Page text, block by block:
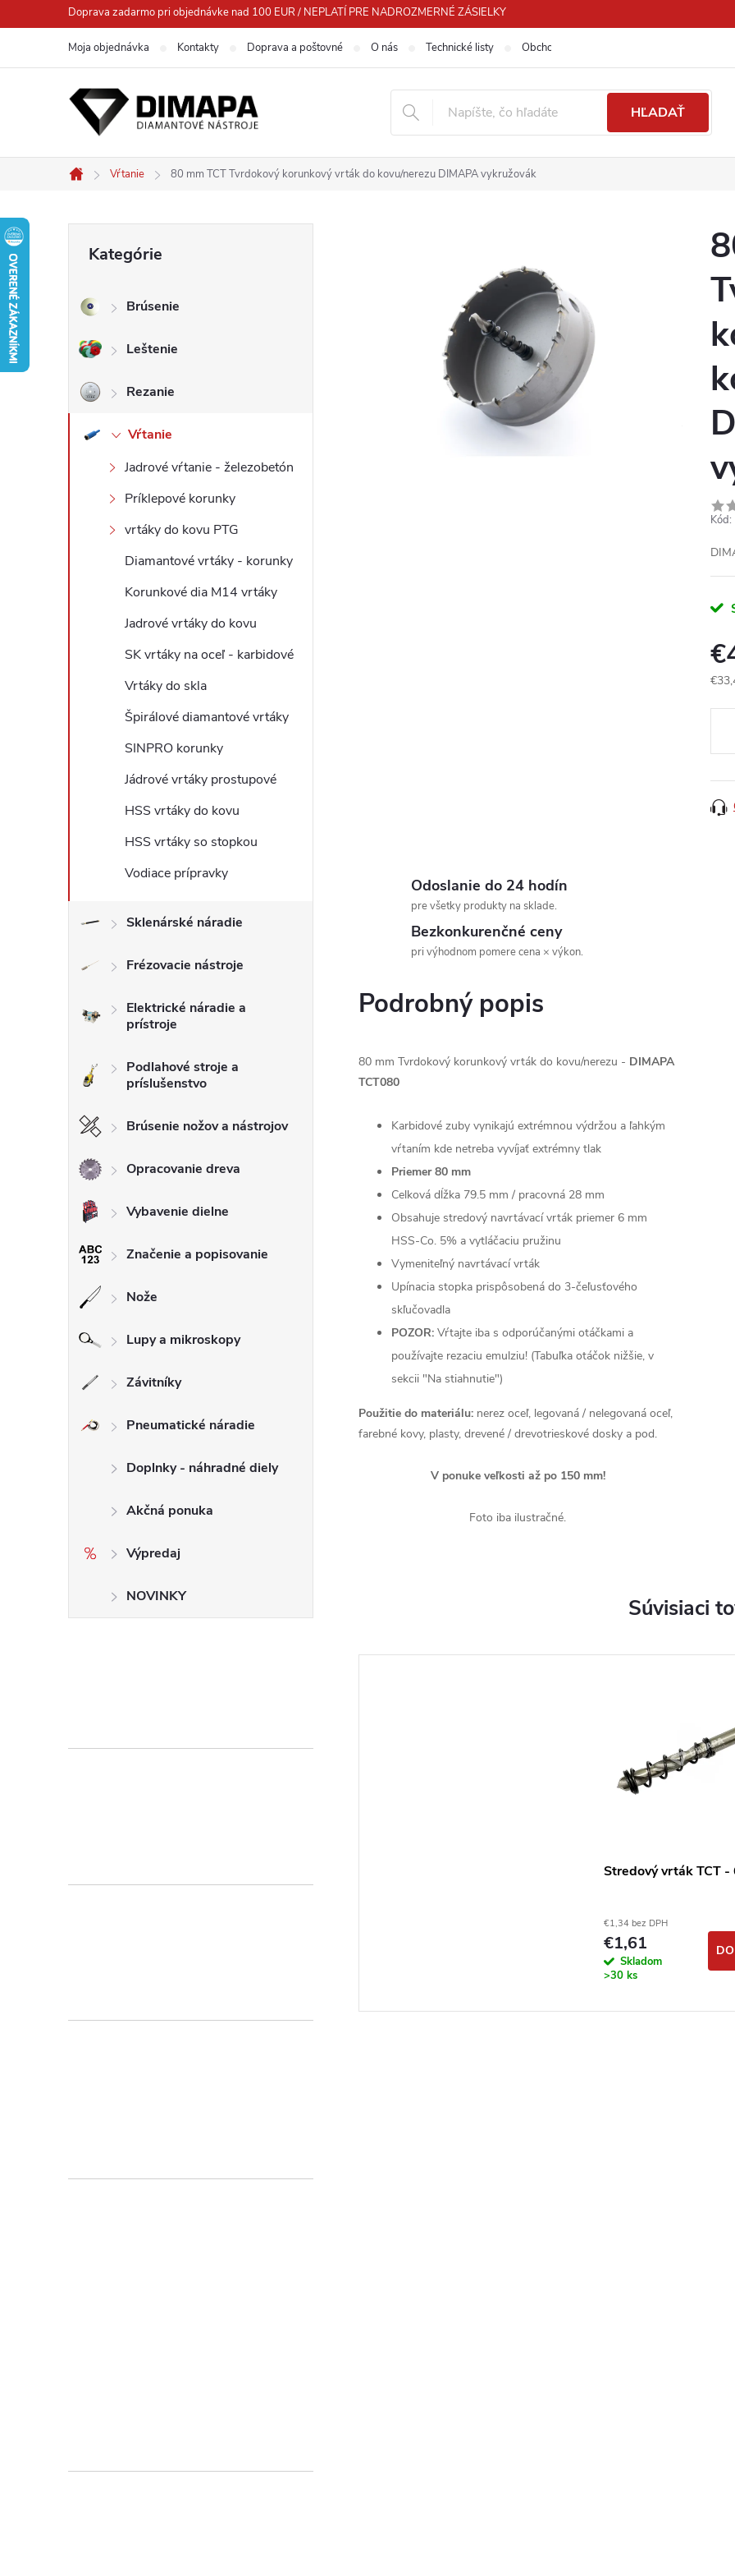
na
Doprava zadarmo pri objednávke nad 100 EUR / NEPLATÍ PRE NADROZMERNÉ ZÁSIELKY
Moja objednávka Kontakty Doprava a poštovné O nás Technické listy Obchodné podmienky
HĽADAŤ
Domov
Vŕtanie 80 mm TCT Tvrdokový korunkový vrták do kovu/nerezu DIMAPA vykružovák
č
n
ý
p
kategórie
Kategórie
Brúsenie
Leštenie
Rezanie
Vŕtanie
Jadrové vŕtanie - železobetón
Príklepové korunky
vrtáky do kovu PTG
Diamantové vrtáky - korunky
Korunkové dia M14 vrtáky
Jadrové vrtáky do kovu
SK vrtáky na oceľ - karbidové
Vrtáky do skla
Špirálové diamantové vrtáky
SINPRO korunky
Jádrové vrtáky prostupové
HSS vrtáky do kovu
HSS vrtáky so stopkou
Vodiace prípravky
Sklenárské náradie
Frézovacie nástroje
Elektrické náradie a
prístroje
Podlahové stroje a
príslušenstvo
Brúsenie nožov a nástrojov
Opracovanie dreva
Vybavenie dielne
Značenie a popisovanie
Nože
Lupy a mikroskopy
Závitníky
Pneumatické náradie
Doplnky - náhradné diely
Akčná ponuka
Výpredaj
NOVINKY
Kód:
Odoslanie do 24 hodín
pre všetky produkty na sklade.
Bezkonkurenčné ceny
pri výhodnom pomere cena × výkon.
Podrobný popis
80 mm Tvrdokový korunkový vrták do kovu/nerezu - DIMAPA
TCT080
Karbidové zuby vynikajú extrémnou výdržou a ľahkým
vŕtaním kde netreba vyvíjať extrémny tlak
Priemer 80 mm
Celková dĺžka 79.5 mm / pracovná 28 mm
Obsahuje stredový navrtávací vrták priemer 6 mm
HSS-Co. 5% a vytláčaciu pružinu
Vymeniteľný navrtávací vrták
Upínacia stopka prispôsobená do 3-čeľusťového
skľučovadla
POZOR: Vŕtajte iba s odporúčanými otáčkami a
používajte rezaciu emulziu! (Tabuľka otáčok nižšie, v
sekcii "Na stiahnutie")
Použitie do materiálu: nerez oceľ, legovaná / nelegovaná oceľ,
farebné kovy, plasty, drevené / drevotrieskové dosky a pod.
V ponuke veľkosti až po 150 mm!
Foto iba ilustračné.
Súvisiaci
Stredový vrták TCT -
€1,34 bez DPH
€1,61
Skladom
>30 ks